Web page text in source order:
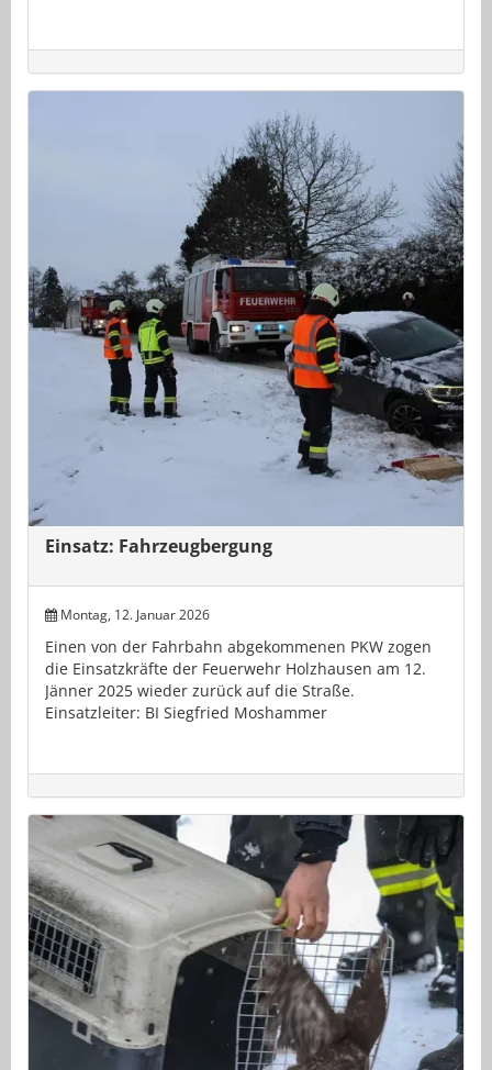
Einsatz: Fahrzeugbergung
Montag, 12. Januar 2026
Einen von der Fahrbahn abgekommenen PKW zogen
die Einsatzkräfte der Feuerwehr Holzhausen am 12.
Jänner 2025 wieder zurück auf die Straße.
Einsatzleiter: BI Siegfried Moshammer